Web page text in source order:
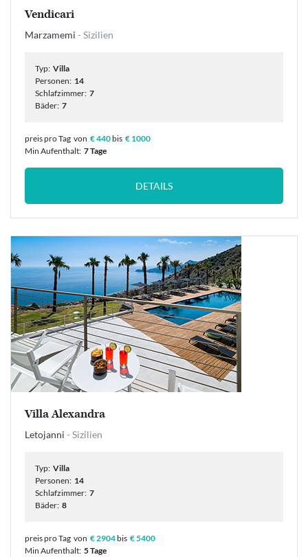
Vendicari
Marzamemi - Sizilien
Typ: Villa
Personen: 14
Schlafzimmer: 7
Bäder: 7
preis pro Tag von € 440 bis € 1000
Min Aufenthalt: 7 Tage
DETAILS
Villa Alexandra
Letojanni - Sizilien
Typ: Villa
Personen: 14
Schlafzimmer: 7
Bäder: 8
preis pro Tag von € 2904 bis € 5400
Min Aufenthalt: 5 Tage